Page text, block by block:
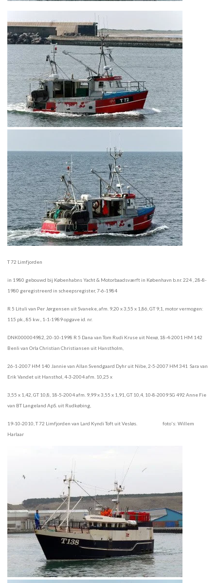
T 72 Limfjorden
in 1980 gebouwd bij Københabns Yacht & Motorbaadsværft in København b.nr. 224 , 28-8-
1980 geregistreerd in scheepsregister, 7-6-1984
R 5 Lituli van Per Jørgensen uit Svaneke, afm. 9,20 x 3,55 x 1,86, GT 9,1, motor vermogen:
115 pk., 85 kw., 1-1-1989 opgave id. nr.
DNK000004982, 20-10-1998 R 5 Dana van Tom Rudi Kruse uit Nexø, 18-4-2001 HM 142
Benli van Orla Christian Christiansen uit Hanstholm,
26-1-2007 HM 140 Jannie van Allan Svendgaard Dyhr uit Nibe, 2-5-2007 HM 341 Sara van
Erik Vandet uit Hansthol, 4-3-2004 afm. 10,25 x
3,55 x 1,42, GT 10,8, 18-5-2004 afm. 9,99 x 3,55 x 1,91, GT 10,4, 10-8-2009 SG 492 Anne Fie
van BT Langeland ApS. uit Rudkøbing,
19-10-2010, T 72 Limfjorden van Lard Kyndi Toft uit Vesløs. foto's: Willem
Harlaar